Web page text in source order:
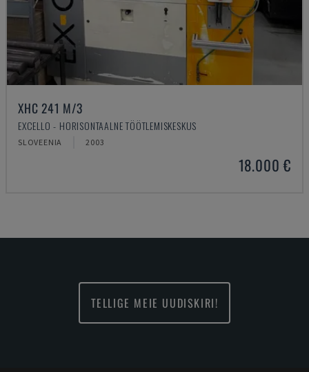
XHC 241 M/3
EXCELLO - HORISONTAALNE TÖÖTLEMISKESKUS
SLOVEENIA 2003
18.000 €
TELLIGE MEIE UUDISKIRI!